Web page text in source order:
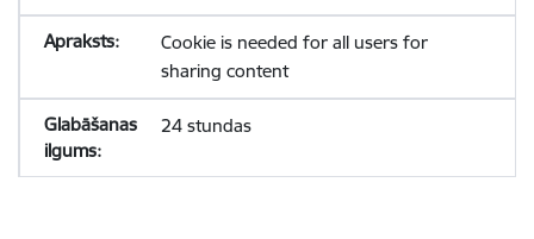
Cookie is needed for all users for
sharing content
24 stundas